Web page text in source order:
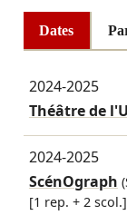
Dates
2024-2025
Théâtre de
2024-2025
ScénOgraph
[1 rep. + 2 scol.]